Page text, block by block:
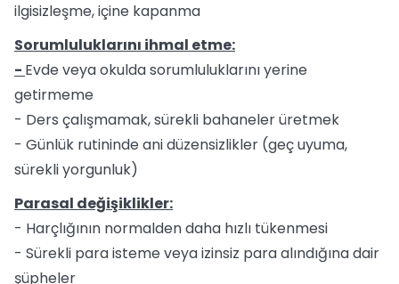
ilgisizleşme, içine kapanma
Sorumluluklarını ihmal etme:
- Evde veya okulda sorumluluklarını yerine
getirmeme
- Ders çalışmamak, sürekli bahaneler üretmek
- Günlük rutininde ani düzensizlikler (geç uyuma,
sürekli yorgunluk)
Parasal değişiklikler:
- Harçlığının normalden daha hızlı tükenmesi
- Sürekli para isteme veya izinsiz para alındığına dair
şüpheler